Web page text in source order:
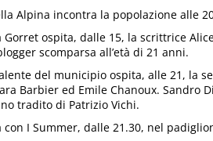
Alpina incontra la popolazione alle
Gorret ospita, dalle 15, la scrittrice
scomparsa all’età di 21 anni.
del municipio ospita, alle 21, la
Barbier ed Emile Chanoux. Sandro
tradito di Patrizio Vichi.
con I Summer, dalle 21.30, nel